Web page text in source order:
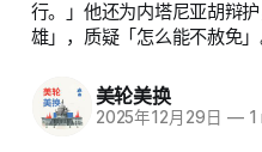
行。」他还为内塔尼亚胡辩
雄」，质疑「怎么能不赦免」
美轮美换
2025年12月29日 —1